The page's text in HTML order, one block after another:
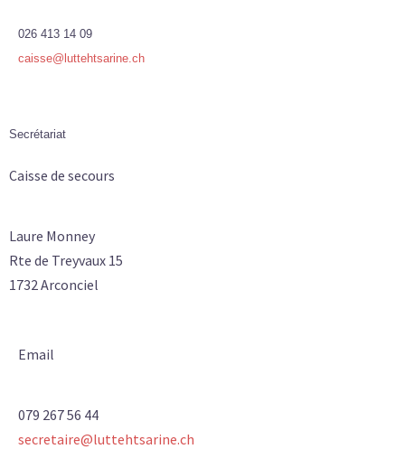
026 413 14 09
caisse@luttehtsarine.ch
Secrétariat
Caisse de secours
Laure Monney
Rte de Treyvaux 15
1732 Arconciel
Email
079 267 56 44
secretaire@luttehtsarine.ch